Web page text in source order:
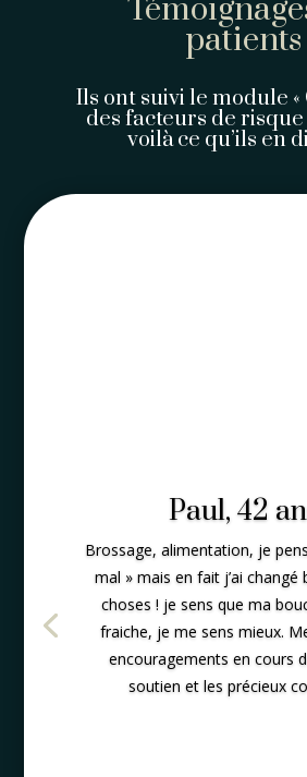
patients
Ils ont suivi le module
des facteurs de risque
voilà ce qu’ils en
Paul, 42
Brossage, alimentation, je
mal » mais en fait j’ai changé
choses ! je sens que ma
fraiche, je me sens mieux.
encouragements en cours
soutien et les précieux